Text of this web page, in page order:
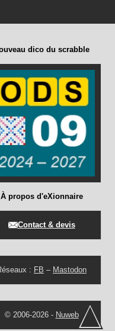
dico du scrabble
À propos d'eXionnaire
Contact & devis
: FB – Mastodon
© 2006-2026 - Nuweb